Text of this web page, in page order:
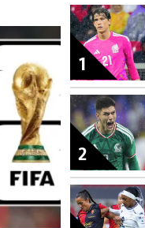
1
2